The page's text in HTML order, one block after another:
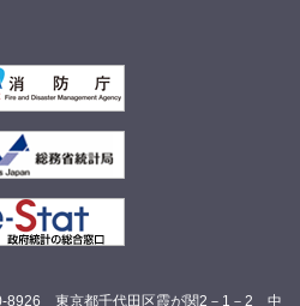
8926 東京都千代田区霞が関2－1－2 中